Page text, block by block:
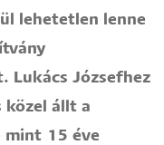
lehetetlen lenne
Lukács Józsefhez
közel állt a
mint 15 éve